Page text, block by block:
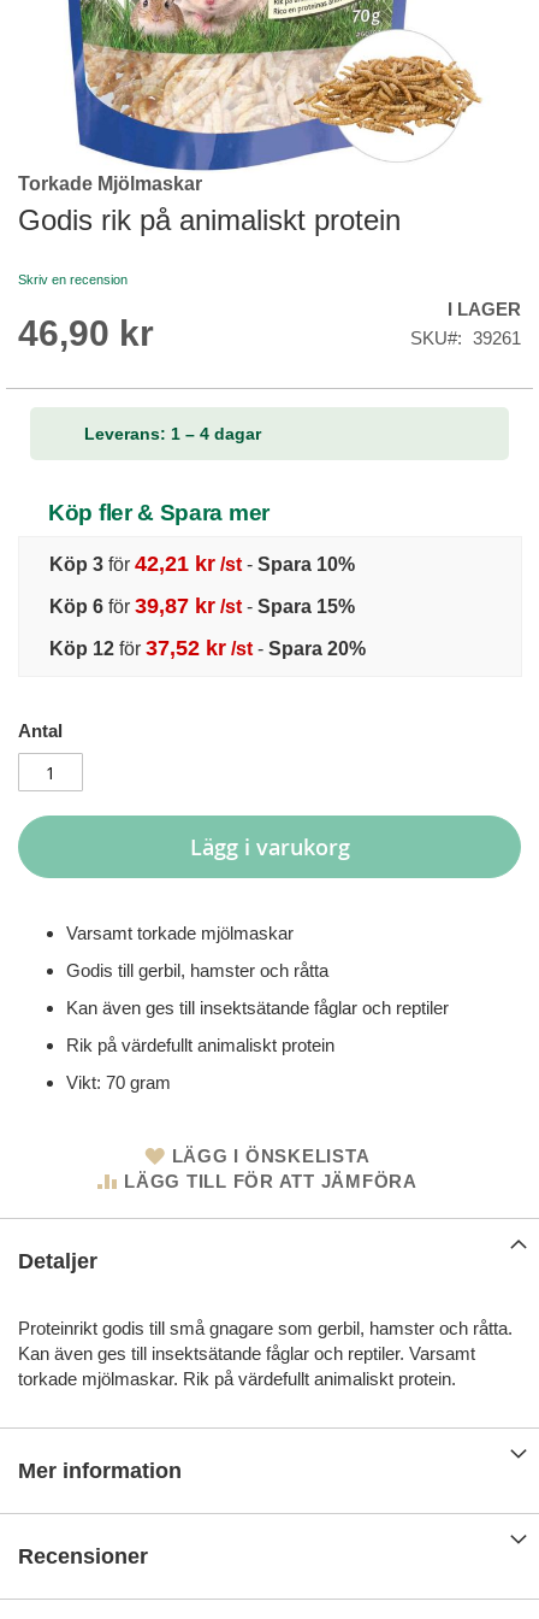
Skip
to
the
of
images
Torkade Mjölmaskar
Godis rik på animaliskt protein
Skriv en recension
46,90 kr
I LAGER
SKU
39261
Leverans: 1 – 4 dagar
Köp fler & Spara mer
Köp 3 för 42,21 kr /st - Spara 10%
Köp 6 för 39,87 kr /st - Spara 15%
Köp 12 för 37,52 kr /st - Spara 20%
Antal
Lägg i varukorg
Varsamt torkade mjölmaskar
Godis till gerbil, hamster och råtta
Kan även ges till insektsätande fåglar och reptiler
Rik på värdefullt animaliskt protein
Vikt: 70 gram
LÄGG I ÖNSKELISTA
LÄGG TILL FÖR ATT JÄMFÖRA
Detaljer
Proteinrikt godis till små gnagare som gerbil, hamster och råtta.
Kan även ges till insektsätande fåglar och reptiler. Varsamt
torkade mjölmaskar. Rik på värdefullt animaliskt protein.
Mer information
Recensioner